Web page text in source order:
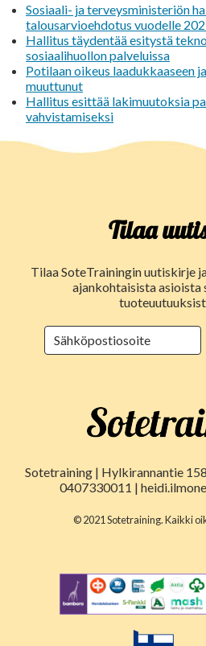
Sosiaali- ja terveysministeriön
talousarvioehdotus vuodelle
Hallitus täydentää esitystä
sosiaalihuollon palveluissa
Potilaan oikeus laadukkaaseen
muuttunut
Hallitus esittää lakimuutoksia
vahvistamiseksi
Tilaa
Tilaa SoteTrainingin uutiskirje
ajankohtaisista asioista
Sotetraining | Hylkirannantie
0407330011 |
© 2021 Sotetraining. Kaikki